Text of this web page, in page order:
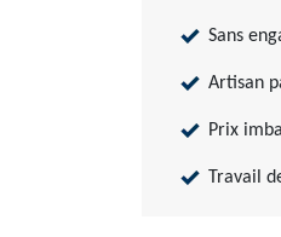
Sans
Artisan
Prix
Travail